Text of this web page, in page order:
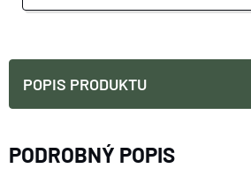
POPIS PRODUKTU
PODROBNÝ POPIS